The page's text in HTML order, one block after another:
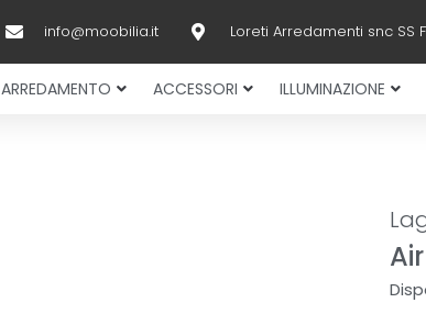
info@moobilia.it Loreti Arredamenti snc SS
ARREDAMENTO ACCESSORI ILLUMINAZIONE